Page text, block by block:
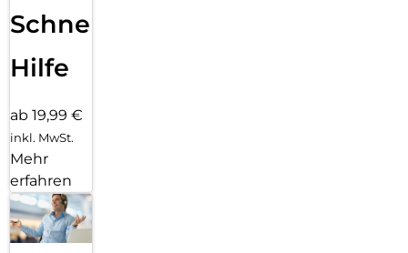
Schnelle
Hilfe
ab 19,99 €
inkl. MwSt.
Mehr
erfahren